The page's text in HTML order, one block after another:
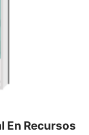
En Recursos